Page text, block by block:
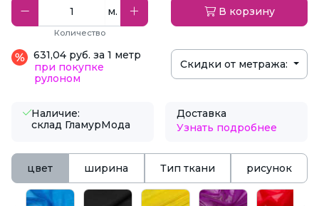
м.
Количество
В корзину
631,04 руб. за 1 метр
при покупке
рулоном
Скидки от метража:
Наличие:
склад ГламурМода
Доставка
Узнать подробнее
цвет ширина Тип ткани рисунок